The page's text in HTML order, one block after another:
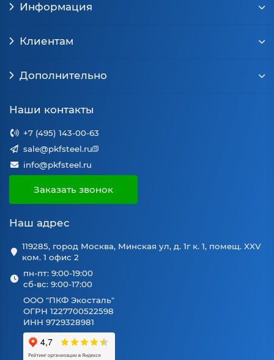
Информация
Клиентам
Дополнительно
Наши контакты
+7 (495) 143-00-63
sale@pkfsteel.ru
info@pkfsteel.ru
Заказать звонок
Наш адрес
119285, город Москва, Минская ул, д. 1г к. 1, помещ. XXV
ком. 1 офис 2
пн-пт: 9:00-19:00
сб-вс: 9:00-17:00
ООО "ПКФ Экосталь"
ОГРН 1227700522598
ИНН 9729328981